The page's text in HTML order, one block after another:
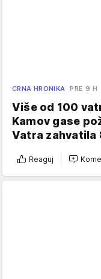
CRNA HRONIKA PRE 9 H
Više od 100
Kamov gase
Vatra zahvatila
Reaguj